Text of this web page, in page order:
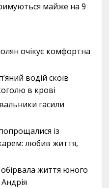
майже на 9
очікує комфортна
водій скоїв
в крові
гасили
із
любив життя,
життя юного